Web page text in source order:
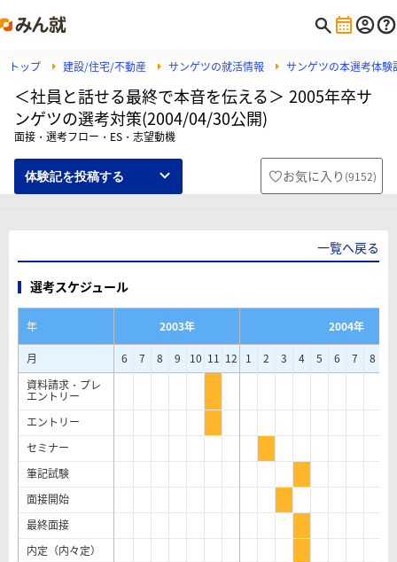
トップ 建設/住宅/不動産 サンゲツの就活情報 サンゲツの本選考体験
＜社員と話せる最終で本音を伝える＞ 2005年卒サ
ンゲツの選考対策(2004/04/30公開)
面接・選考フロー・ES・志望動機
体験記を投稿する お気に入り (9152)
一覧へ戻る
選考スケジュール
年 2003年
2004年
月
6 7 8 9 10 11 12 1 2 3 4 5 6 7 8
資料請求・プレ
エントリー
エントリー
セミナー
筆記試験
面接開始
最終面接
内定（内々定）